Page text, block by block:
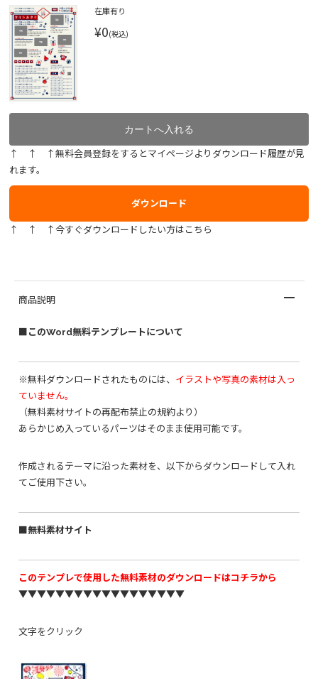
在庫有り
¥0(税込)
↑ ↑ ↑無料会員登録をするとマイページよりダウンロード履歴が見
れます。
ダウンロード
↑ ↑ ↑今すぐダウンロードしたい方はこちら
商品説明
■このWord無料テンプレートについて
※無料ダウンロードされたものには、 イラストや写真の素材は入っ
ていません。
（無料素材サイトの再配布禁止の規約より）
あらかじめ入っているパーツはそのまま使用可能です。
作成されるテーマに沿った素材を、以下からダウンロードして入れ
てご使用下さい。
■無料素材サイト
このテンプレで使用した無料素材のダウンロードはコチラから
▼▼▼▼▼▼▼▼▼▼▼▼▼▼▼▼▼▼
文字をクリック